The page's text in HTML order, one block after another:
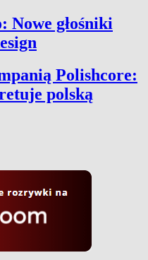
Nowe głośniki
Polishcore:
polską